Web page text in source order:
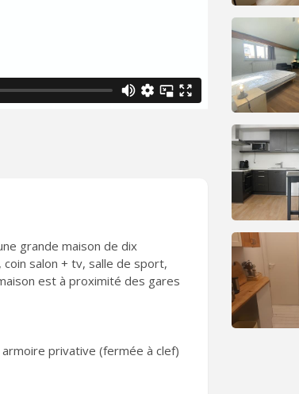
grande maison de dix
salon + tv, salle de sport,
est à proximité des gares
armoire privative (fermée à clef)